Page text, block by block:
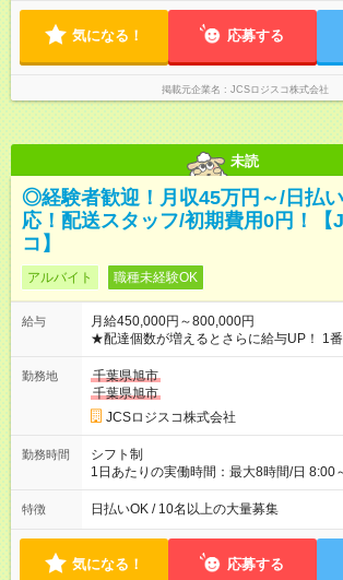
気になる！ 応募する
掲載元企業名 JCSロジスコ株式会社
未読
◎経験者歓迎！月収45万円～/日払
応！配送スタッフ/初期費用0円！【
コ】
アルバイト 職種未経験OK
給与
月給450,000円～800,000円
★配達個数が増えるとさらに給与UP！ 1
ど！ ・主要都市エリア 月収55万円／週5日稼働 月収65万~112
万円／週6日稼働 ・地方郊外エリア 月収40万円／週5日稼働 月
収40万円~50万円／週6日稼働 ＜モデルイメージ＞ ■月収50万
円 (27歳男性/江東区在住)※元建築関係 1日
(日休み) ■月収80万円(43歳男性/墨田区在住)※元営業 1日200個
勤務地
千葉県旭市
千葉県旭市
JCSロジスコ株式会社
勤務時間
シフト制
1日あたりの実働時間：最大8時間/日 8:00
働8時間） ※週5日勤務（場所次第では週
よって時間外での勤務可能性有り ※案件に
特徴 日払いOK / 10名以上の大量募集
気になる！ 応募する